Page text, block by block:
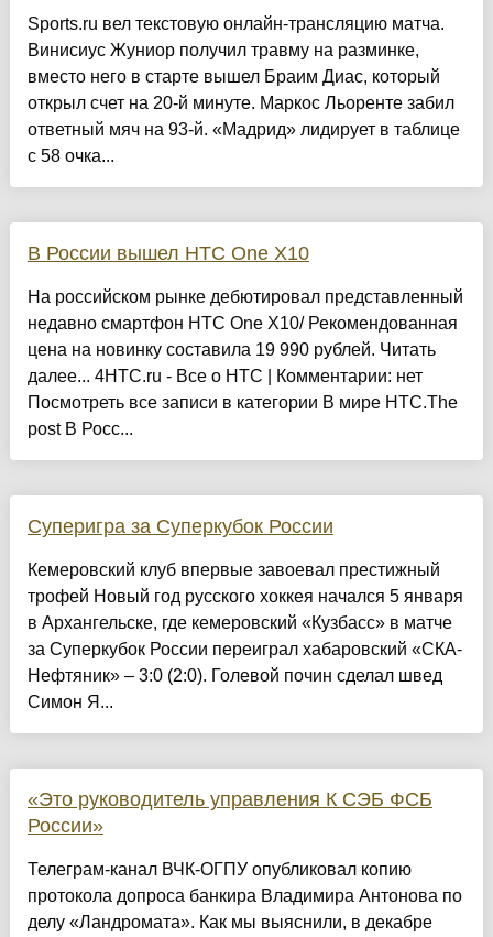
Sports.ru вел текстовую онлайн-трансляцию матча.
Винисиус Жуниор получил травму на разминке,
вместо него в старте вышел Браим Диас, который
открыл счет на 20-й минуте. Маркос Льоренте забил
ответный мяч на 93-й. «Мадрид» лидирует в таблице
с 58 очка...
В России вышел HTC One X10
На российском рынке дебютировал представленный
недавно смартфон HTC One X10/ Рекомендованная
цена на новинку составила 19 990 рублей. Читать
далее... 4HTC.ru - Все о HTC | Комментарии: нет
Посмотреть все записи в категории В мире HTC.The
post В Росс...
Суперигра за Суперкубок России
Кемеровский клуб впервые завоевал престижный
трофей Новый год русского хоккея начался 5 января
в Архангельске, где кемеровский «Кузбасс» в матче
за Суперкубок России переиграл хабаровский «СКА-
Нефтяник» – 3:0 (2:0). Голевой почин сделал швед
Симон Я...
«Это руководитель управления К СЭБ ФСБ
России»
Телеграм-канал ВЧК-ОГПУ опубликовал копию
протокола допроса банкира Владимира Антонова по
делу «Ландромата». Как мы выяснили, в декабре